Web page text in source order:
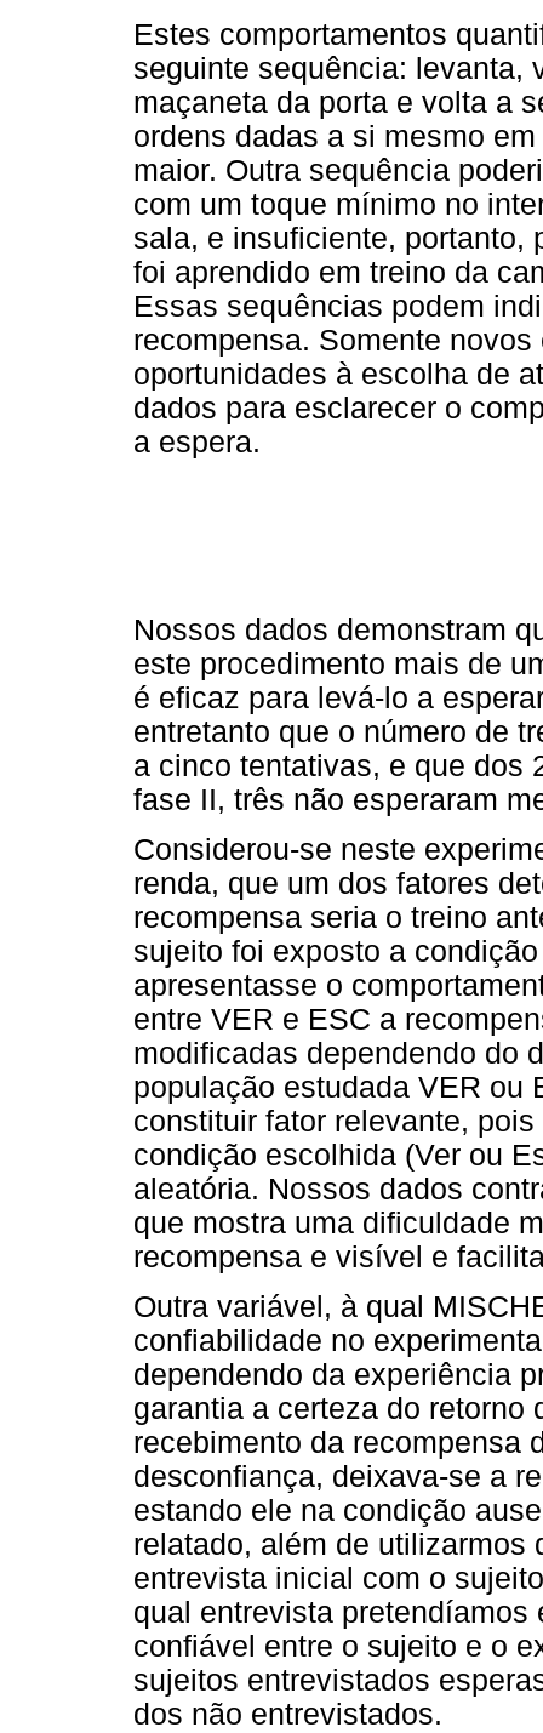
Estes comportamentos
seguinte sequência: levanta,
maçaneta da porta e volta a
ordens dadas a si mesmo
maior. Outra sequência
com um toque mínimo no
sala, e insuficiente, portanto,
foi aprendido em treino da
Essas sequências podem
recompensa. Somente
oportunidades à escolha de
dados para esclarecer o
a espera.
Nossos dados demonstram
este procedimento mais de
é eficaz para levá-lo a
entretanto que o número de
a cinco tentativas, e que dos
fase II, três não esperaram
Considerou-se neste
renda, que um dos fatores
recompensa seria o treino
sujeito foi exposto a
apresentasse o
entre VER e ESC a
modificadas dependendo do
população estudada VER ou
constituir fator relevante,
condição escolhida (Ver ou
aleatória. Nossos dados
que mostra uma dificuldade
recompensa e visível e
Outra variável, à qual
confiabilidade no
dependendo da experiência
garantia a certeza do retorno
recebimento da recompensa
desconfiança, deixava-se a
estando ele na condição
relatado, além de utilizarmos
entrevista inicial com o
qual entrevista
confiável entre o sujeito e o
sujeitos entrevistados
dos não entrevistados.